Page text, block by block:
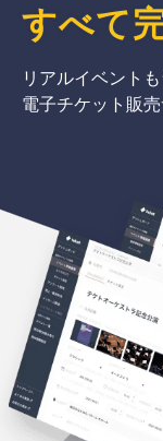
すべて
リアルイベント
電子チケット販